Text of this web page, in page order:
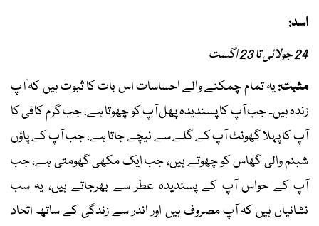
اسد:
24 جولائی تا 23 اگست
مثبت:یہ تمام چمکنے والے احساسات اس بات کا ثبوت ہیں کہ آپ
زندہ ہیں۔ جب آپ کا پسندیدہ پھل آپ کو چھوتا ہے، جب گرم کافی کا
آپ کا پہلا گھونٹ آپ کے گلے سے نیچے جاتا ہے، جب آپ کے پاؤں
شبنم والی گھاس کو چھوتے ہیں، جب ایک مکھی گھومتی ہے، جب
آپ کے حواس آپ کے پسندیدہ عطر سے بھرجاتے ہیں، یہ سب
نشانیاں ہیں کہ آپ مصروف ہیں اور اندر سے زندگی کے ساتھ اتحاد